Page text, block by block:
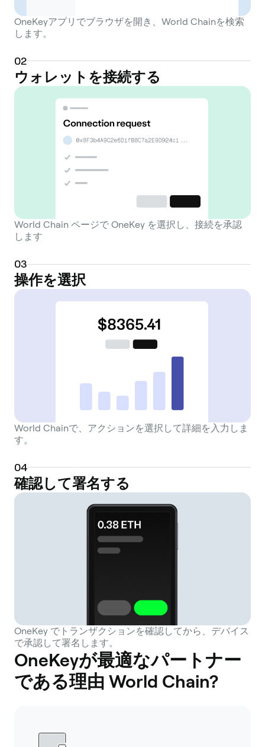
OneKeyアプリでブラウザを開き、World Chainを検索
します。
02
ウォレットを接続する
World Chain ページで OneKey を選択し、接続を承認
します
03
操作を選択
World Chainで、アクションを選択して詳細を入力しま
す。
04
確認して署名する
OneKey でトランザクションを確認してから、デバイス
で承認して署名します。
OneKeyが最適なパートナー
である理由 World Chain?